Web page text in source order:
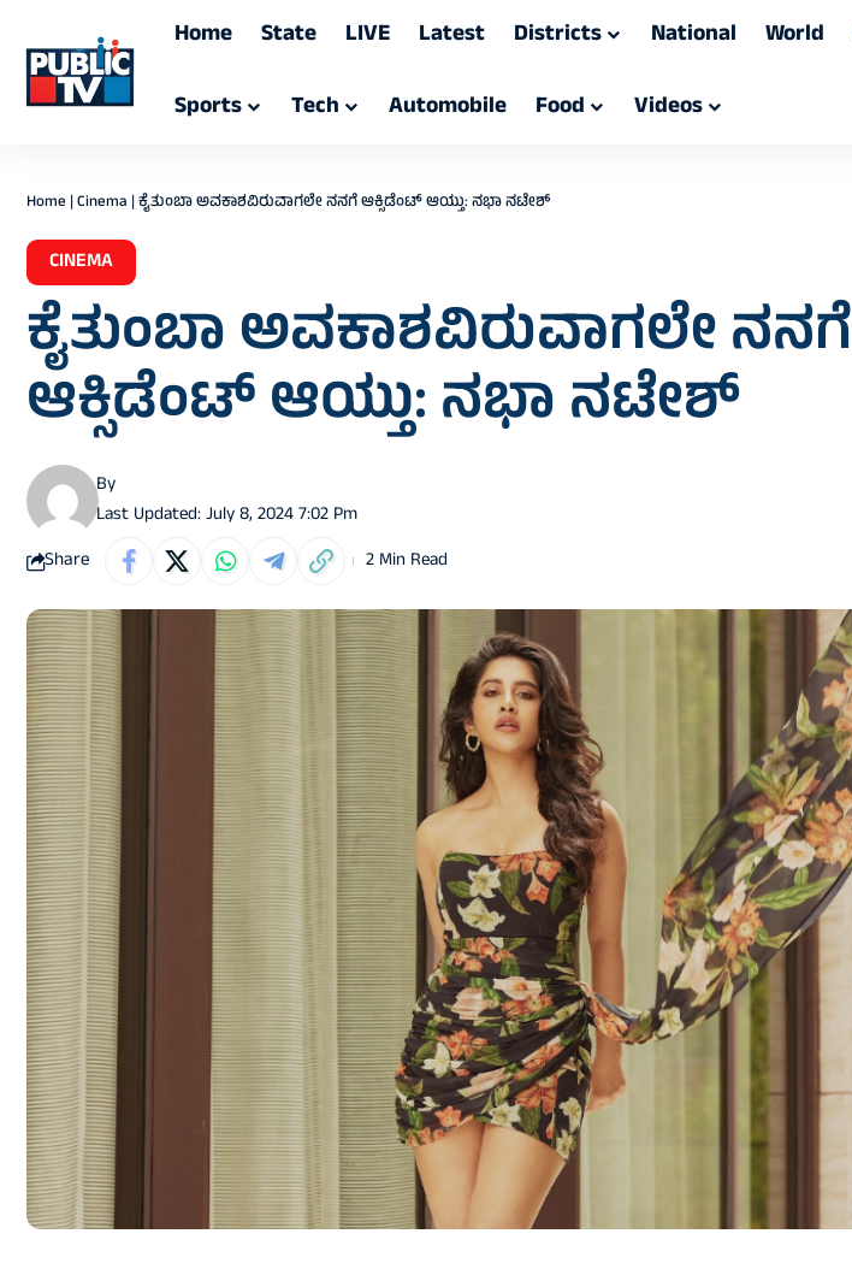
Home State LIVE Latest Districts National World
Sports
Tech Automobile Food Videos
Home |Cinema |ಕೈತುಂಬಾ ಅವಕಾಶವಿರುವಾಗಲೇ ನನಗೆ ಆಕ್ಸಿಡೆಂಟ್‌ ಆಯ್ತು: ನಭಾ ನಟೇಶ್
CINEMA
ಕೈತುಂಬಾ ಅವಕಾಶವಿರುವಾಗಲೇ ನನಗೆ
ಆಕ್ಸಿಡೆಂಟ್‌ ಆಯ್ತು: ನಭಾ ನಟೇಶ್
Last Updated: July 8, 2024 7:02 Pm
By
Share 2 Min Read